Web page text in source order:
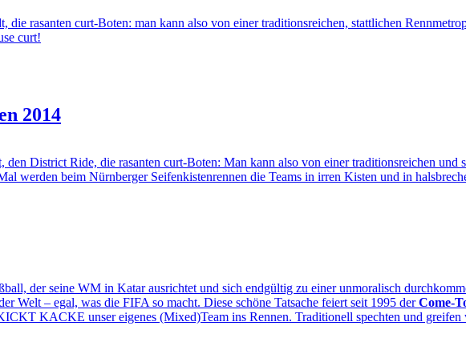
rasanten curt-Boten: man kann also von einer traditionsreichen, stattlichen
curt!
2014
District Ride, die rasanten curt-Boten: Man kann also von einer traditionsreichen und
werden beim Nürnberger Seifenkistenrennen die Teams in irren Kisten und in
der seine WM in Katar ausrichtet und sich endgültig zu einer unmoralisch
Welt – egal, was die FIFA so macht. Diese schöne Tatsache feiert seit 1995 derCome-
KACKE unser eigenes (Mixed)Team ins Rennen. Traditionell spechten und greifen